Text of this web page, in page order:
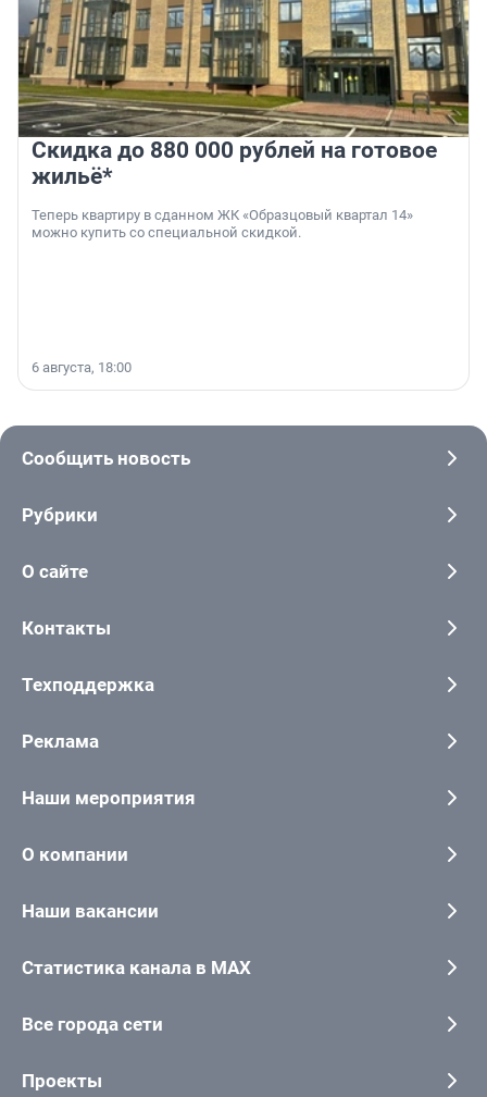
Скидка до 880 000 рублей на готовое
жильё*
Теперь квартиру в сданном ЖК «Образцовый квартал 14»
можно купить со специальной скидкой.
6 августа, 18:00
Сообщить новость
Рубрики
О сайте
Контакты
Техподдержка
Реклама
Наши мероприятия
О компании
Наши вакансии
Статистика канала в MAX
Все города сети
Проекты